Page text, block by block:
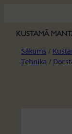
saturuKUSTAMĀ
Sākums /
Tehnika /